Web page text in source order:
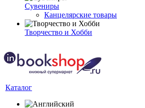
Сувениры
Канцелярские товары
Творчество и Хобби
Каталог